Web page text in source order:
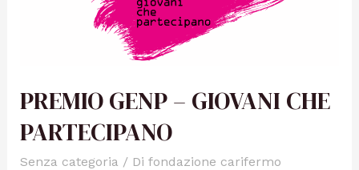
PREMIO GENP – GIOVANI CHE
PARTECIPANO
Senza categoria / Di fondazione carifermo